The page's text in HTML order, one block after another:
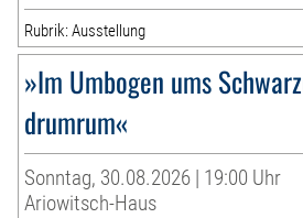
Rubrik: Ausstellung
»Im Umbogen ums
drumrum«
Sonntag, 30.08.2026 | 19:00 Uhr
Ariowitsch-Haus